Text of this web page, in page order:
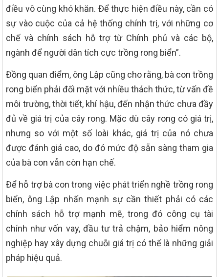
điều vô cùng khó khăn. Để thực hiện điều này, cần có
sự vào cuộc của cả hệ thống chính trị, với những cơ
chế và chính sách hỗ trợ từ Chính phủ và các bộ,
ngành để người dân tích cực trồng rong biển”.
Đồng quan điểm, ông Lập cũng cho rằng, bà con trồng
rong biển phải đối mặt với nhiều thách thức, từ vấn đề
môi trường, thời tiết, khí hậu, đến nhận thức chưa đầy
đủ về giá trị của cây rong. Mặc dù cây rong có giá trị,
nhưng so với một số loài khác, giá trị của nó chưa
được đánh giá cao, do đó mức độ sẵn sàng tham gia
của bà con vẫn còn hạn chế.
Để hỗ trợ bà con trong việc phát triển nghề trồng rong
biển, ông Lập nhấn mạnh sự cần thiết phải có các
chính sách hỗ trợ mạnh mẽ, trong đó công cụ tài
chính như vốn vay, đầu tư trả chậm, bảo hiểm nông
nghiệp hay xây dựng chuỗi giá trị có thể là những giải
pháp hiệu quả.